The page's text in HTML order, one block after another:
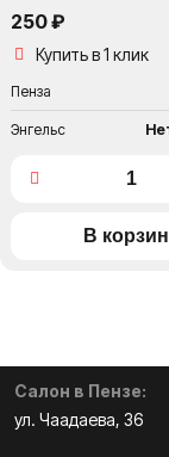
250 ₽
Купить в 1 клик
Пенза
Энгельс
Салон в Пензе:
ул. Чаадаева, 36